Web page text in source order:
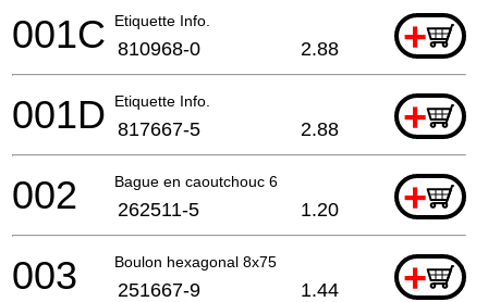
Etiquette Info. +
001C 810968-0 2.88
Etiquette Info. +
001D 817667-5 2.88
Bague en caoutchouc 6 +
002 262511-5 1.20
Boulon hexagonal 8x75 +
003 251667-9 1.44